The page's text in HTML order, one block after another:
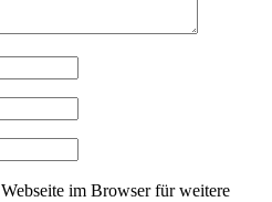
im Browser für weitere